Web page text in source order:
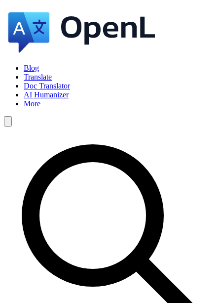
Blog
Translate
Doc Translator
AI Humanizer
More